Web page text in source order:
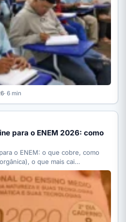
· 6 min
para o ENEM 2026: como
o ENEM: o que cobre, como
o que mais cai…